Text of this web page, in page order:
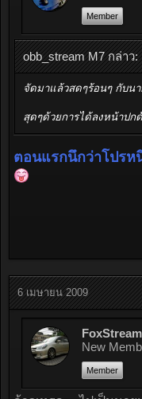
Member
obb_stream M7 กล่าว:
จัดมาแล้วสดๆร้อนๆ กับน
สุดๆด้วยการได้ลงหน้าปก
ตอนแรกนึกว่าโปรห
6 เมษายน 2009
FoxStream
New
Member